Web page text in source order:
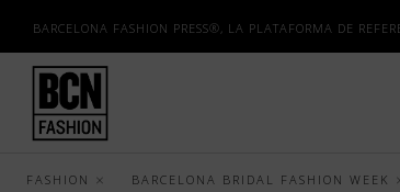
BARCELONA FASHION PRESS®, LA PLATAFORMA DE
FASHION BARCELONA BRIDAL FASHION WEEK